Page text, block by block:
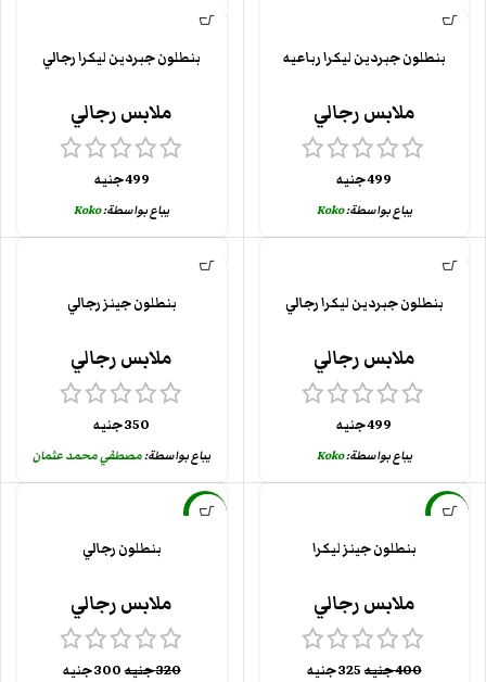
بنطلون جبردين ليكرا رباعيه
ملابس رجالي
499جنيه
يباع بواسطة:Koko
بنطلون جبردين ليكرا رجالي
ملابس رجالي
499جنيه
يباع بواسطة:Koko
بنطلون جبردين ليكرا رجالي
ملابس رجالي
499جنيه
يباع بواسطة:Koko
بنطلون جينز رجالي
ملابس رجالي
350جنيه
يباع بواسطة:مصطفي محمد عثمان
-19%
بنطلون جينز ليكرا
ملابس رجالي
400جنيه325جنيه
-6%
بنطلون رجالي
ملابس رجالي
320جنيه300جنيه